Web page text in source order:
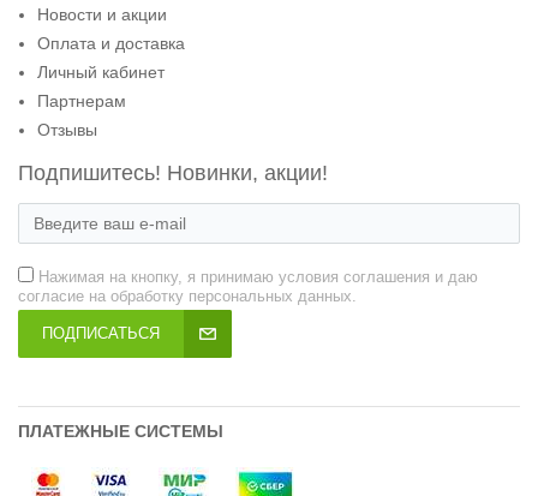
Новости и акции
Оплата и доставка
Личный кабинет
Партнерам
Отзывы
Подпишитесь! Новинки, акции!
Нажимая на кнопку, я принимаю условия соглашения и даю
согласие на обработку персональных данных.
ПОДПИСАТЬСЯ
ПЛАТЕЖНЫЕ СИСТЕМЫ